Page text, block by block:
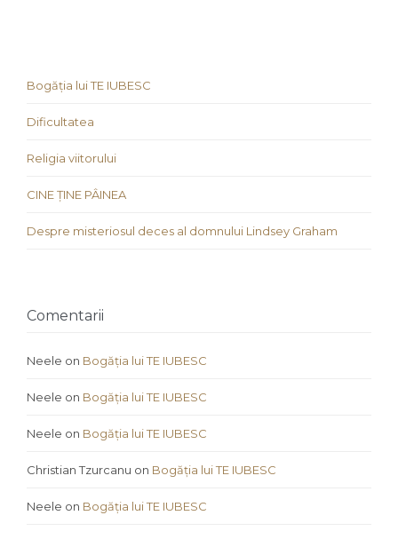
Bogăția lui TE IUBESC
Dificultatea
Religia viitorului
CINE ȚINE PÂINEA
Despre misteriosul deces al domnului Lindsey Graham
Comentarii
Neele on Bogăția lui TE IUBESC
Neele on Bogăția lui TE IUBESC
Neele on Bogăția lui TE IUBESC
Christian Tzurcanu on Bogăția lui TE IUBESC
Neele on Bogăția lui TE IUBESC